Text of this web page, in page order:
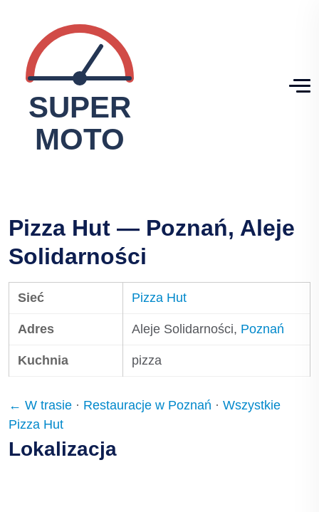
Pizza Hut — Poznań, Aleje
Solidarności
Sieć Pizza Hut
Adres Aleje Solidarności, Poznań
Kuchnia pizza
← W trasie · Restauracje w Poznań · Wszystkie
Pizza Hut
Lokalizacja